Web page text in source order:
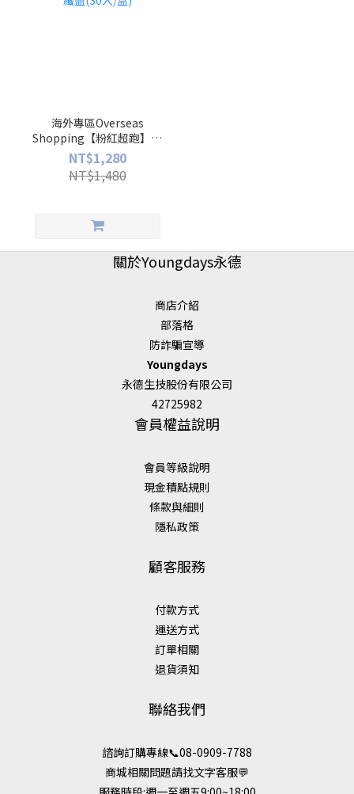
海外專區Overseas
Shopping【粉紅超跑】小
姐纖盈(30入/盒)
NT$1,280
NT$1,480
關於Youngdays永德
商店介紹
部落格
防詐騙宣導
Youngdays
永德生技股份有限公司
42725982
會員權益說明
會員等級說明
現金積點規則
條款與細則
隱私政策
顧客服務
付款方式
運送方式
訂單相關
退貨須知
聯絡我們
諮詢訂購專線📞08-0909-7788
商城相關問題請找文字客服💬